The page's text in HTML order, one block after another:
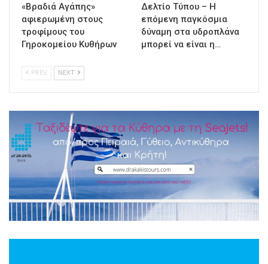
«Βραδιά Αγάπης»
αφιερωμένη στους
τροφίμους του
Γηροκομείου Κυθήρων
Δελτίο Τύπου – Η
επόμενη παγκόσμια
δύναμη στα υδροπλάνα
μπορεί να είναι η…
PREV NEXT